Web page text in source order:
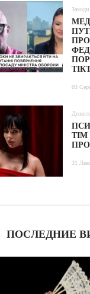
Заходи
03
31
ПОСЛЕДНИЕ